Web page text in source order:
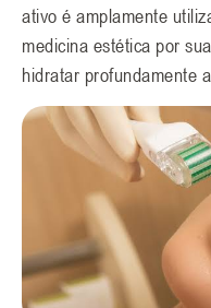
ativo é amplamente
medicina estética por
hidratar profundamente